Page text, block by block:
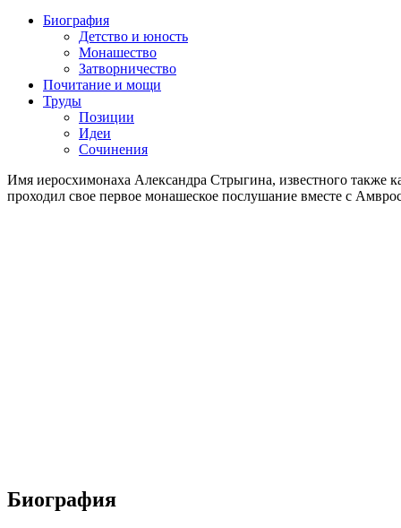
Биография
Детство и юность
Монашество
Затворничество
Почитание и мощи
Труды
Позиции
Идеи
Сочинения
Имя иеросхимонаха Александра Стрыгина, известного также
проходил свое первое монашеское послушание вместе с
Биография